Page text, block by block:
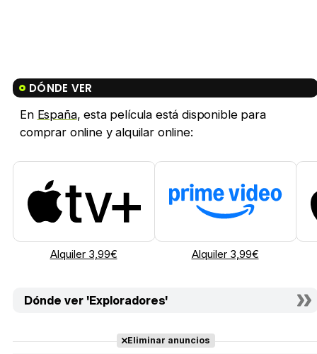
DÓNDE VER
En España, esta película está disponible para
comprar online y alquilar online:
Alquiler 3,99€ Alquiler 3,99€
Dónde ver 'Exploradores'
Eliminar anuncios